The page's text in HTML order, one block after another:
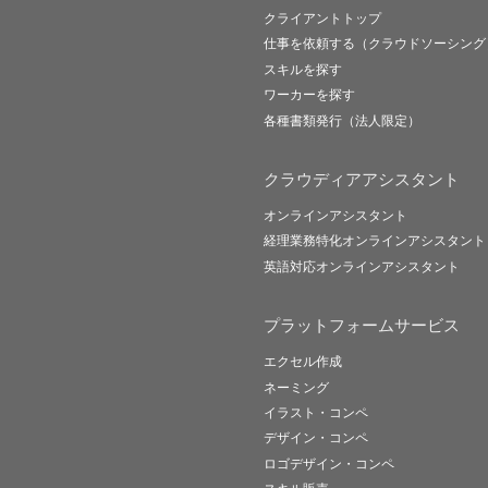
クライアントトップ
仕事を依頼する（クラウドソーシング
スキルを探す
ワーカーを探す
各種書類発行（法人限定）
クラウディアアシスタント
オンラインアシスタント
経理業務特化オンラインアシスタント
英語対応オンラインアシスタント
プラットフォームサービス
エクセル作成
ネーミング
イラスト・コンペ
デザイン・コンペ
ロゴデザイン・コンペ